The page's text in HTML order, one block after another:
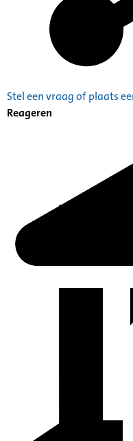
Stel een vraag of plaats
Reageren